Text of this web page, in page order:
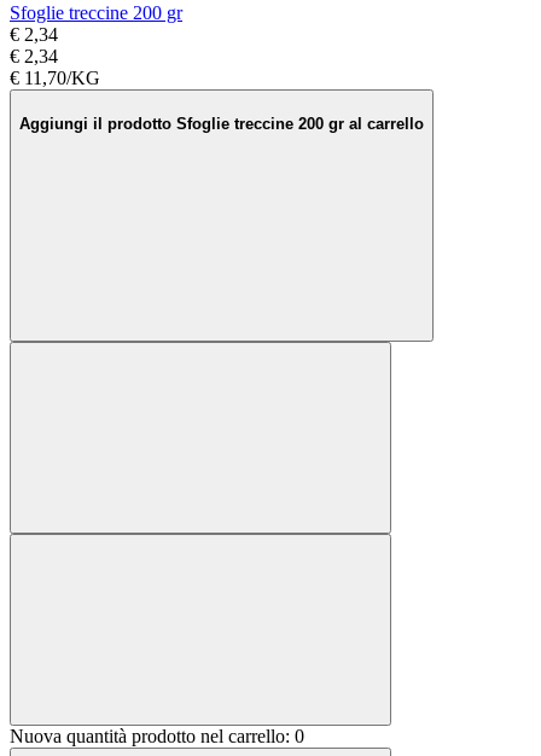
Sfoglie treccine 200 gr
€ 2,34
€ 2,34
€ 11,70/KG
Aggiungi il prodotto Sfoglie treccine 200 gr al carrello
Nuova quantità prodotto nel carrello: 0